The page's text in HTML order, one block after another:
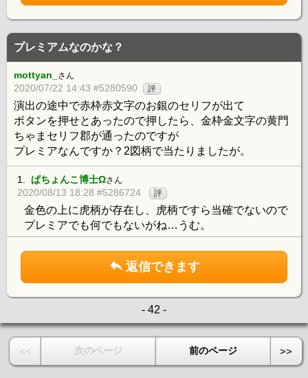
プレミアムなのかな？
mottyan_ さん
2020/07/22 14:43 #5280590 評
演出の途中で赤枠赤文字のお銀のセリフが出て
ボタンを押せとあったので押したら、金枠金文字の黄門
ちゃまセリフ郡が通ったのですが
プレミアなんですか？2図柄で当たりましたが。
1. ぱちょんこ博士Ωさん
2020/08/13 18:28 #5286724 評
金色の上に虎柄が存在し、虎柄ですら当確でないので
プレミアでも何でもないがね…うむ。
返信できます
- 42 -
<< 次のページ 前のページ >>